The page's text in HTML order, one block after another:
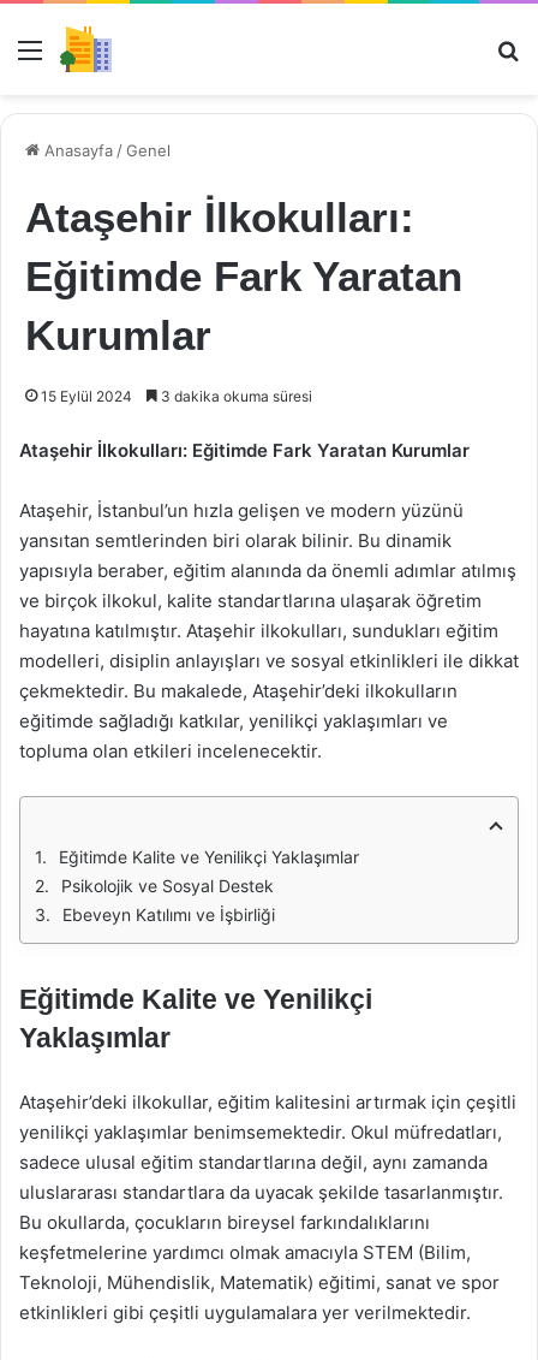
Menü
Anasayfa /Genel
Ataşehir İlkokulları:
Eğitimde Fark Yaratan
Kurumlar
15 Eylül 2024 3 dakika okuma süresi
Ataşehir İlkokulları: Eğitimde Fark Yaratan Kurumlar
Ataşehir, İstanbul’un hızla gelişen ve modern yüzünü
yansıtan semtlerinden biri olarak bilinir. Bu dinamik
yapısıyla beraber, eğitim alanında da önemli adımlar atılmış
ve birçok ilkokul, kalite standartlarına ulaşarak öğretim
hayatına katılmıştır. Ataşehir ilkokulları, sundukları eğitim
modelleri, disiplin anlayışları ve sosyal etkinlikleri ile dikkat
çekmektedir. Bu makalede, Ataşehir’deki ilkokulların
eğitimde sağladığı katkılar, yenilikçi yaklaşımları ve
topluma olan etkileri incelenecektir.
Eğitimde Kalite ve Yenilikçi Yaklaşımlar
Psikolojik ve Sosyal Destek
Ebeveyn Katılımı ve İşbirliği
Eğitimde Kalite ve Yenilikçi
Yaklaşımlar
Ataşehir’deki ilkokullar, eğitim kalitesini artırmak için çeşitli
yenilikçi yaklaşımlar benimsemektedir. Okul müfredatları,
sadece ulusal eğitim standartlarına değil, aynı zamanda
uluslararası standartlara da uyacak şekilde tasarlanmıştır.
Bu okullarda, çocukların bireysel farkındalıklarını
keşfetmelerine yardımcı olmak amacıyla STEM (Bilim,
Teknoloji, Mühendislik, Matematik) eğitimi, sanat ve spor
etkinlikleri gibi çeşitli uygulamalara yer verilmektedir.